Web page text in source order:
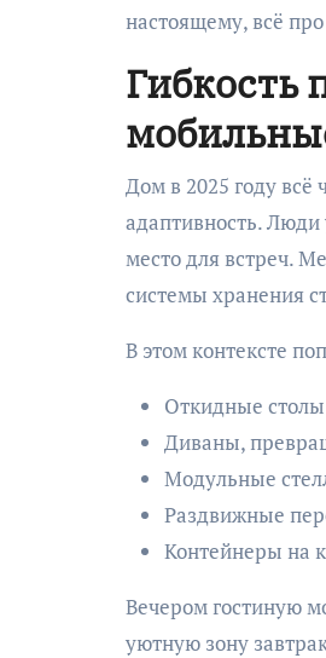
настоящему, всё про
Гибкость
Дом в 2025 году всё
адаптивность. Люди
место для встреч.
системы хранения
В этом контексте
Откидные
Диваны,
Модульные
Раздвижные
Контейнеры на
Вечером гостиную
уютную зону